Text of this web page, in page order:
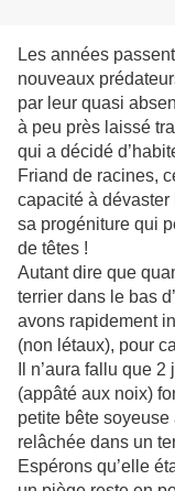
Les années
nouveaux
par leur quasi
à peu près laissé
qui a décidé
Friand de racines,
capacité à
sa progéniture qui
de têtes !
Autant dire que
terrier dans le bas
avons rapidement
(non létaux), pour
Il n’aura fallu que
(appâté aux noix)
petite bête soyeuse
relâchée dans un
Espérons qu’elle